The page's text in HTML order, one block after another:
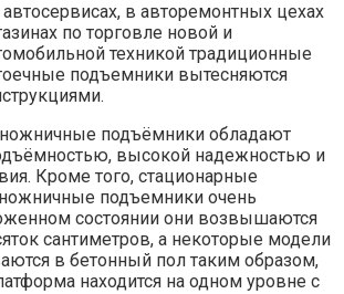
в авторемонтных цехах
по торговле новой и
техникой традиционные
подъемники вытесняются
подъёмники обладают
высокой надежностью и
Кроме того, стационарные
подъемники очень
состоянии они возвышаются
сантиметров, а некоторые модели
в бетонный пол таким образом,
находится на одном уровне с